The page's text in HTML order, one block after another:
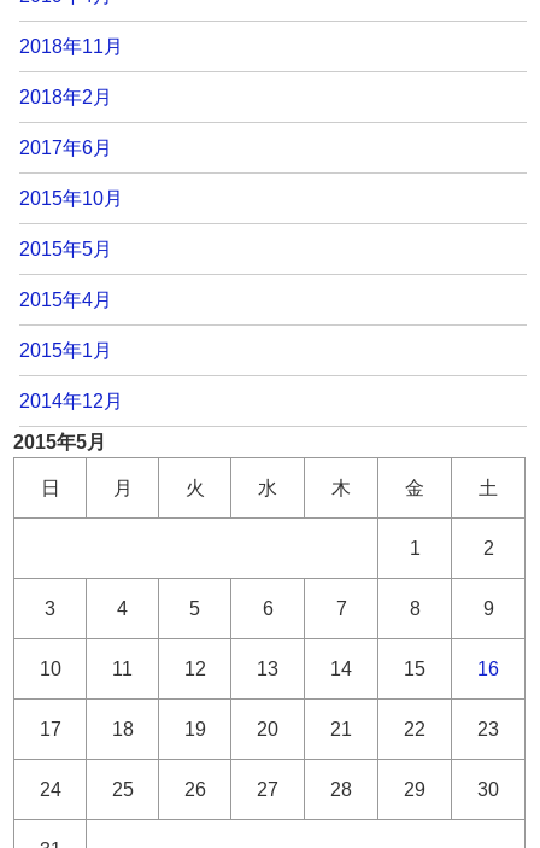
2018年11月
2018年2月
2017年6月
2015年10月
2015年5月
2015年4月
2015年1月
2014年12月
2015年5月
日 月 火 水 木 金 土
1 2
3 4 5 6 7 8 9
10 11 12 13 14 15 16
17 18 19 20 21 22 23
24 25 26 27 28 29 30